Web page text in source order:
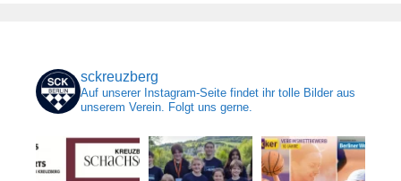
sckreuzberg
Auf unserer Instagram-Seite findet ihr tolle Bilder aus
unserem Verein. Folgt uns gerne.